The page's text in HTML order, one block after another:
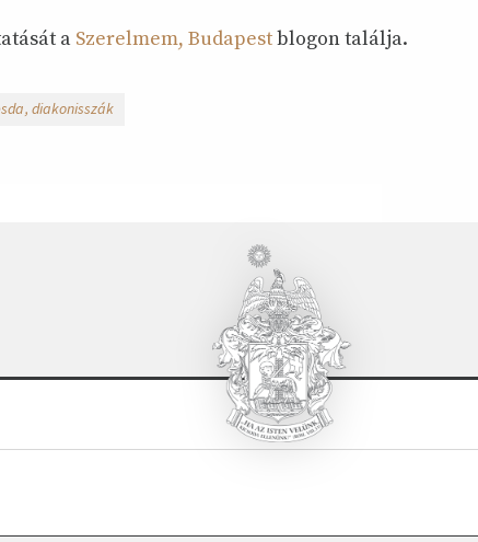
a Szerelmem, Budapestblogon találja.
diakonisszák